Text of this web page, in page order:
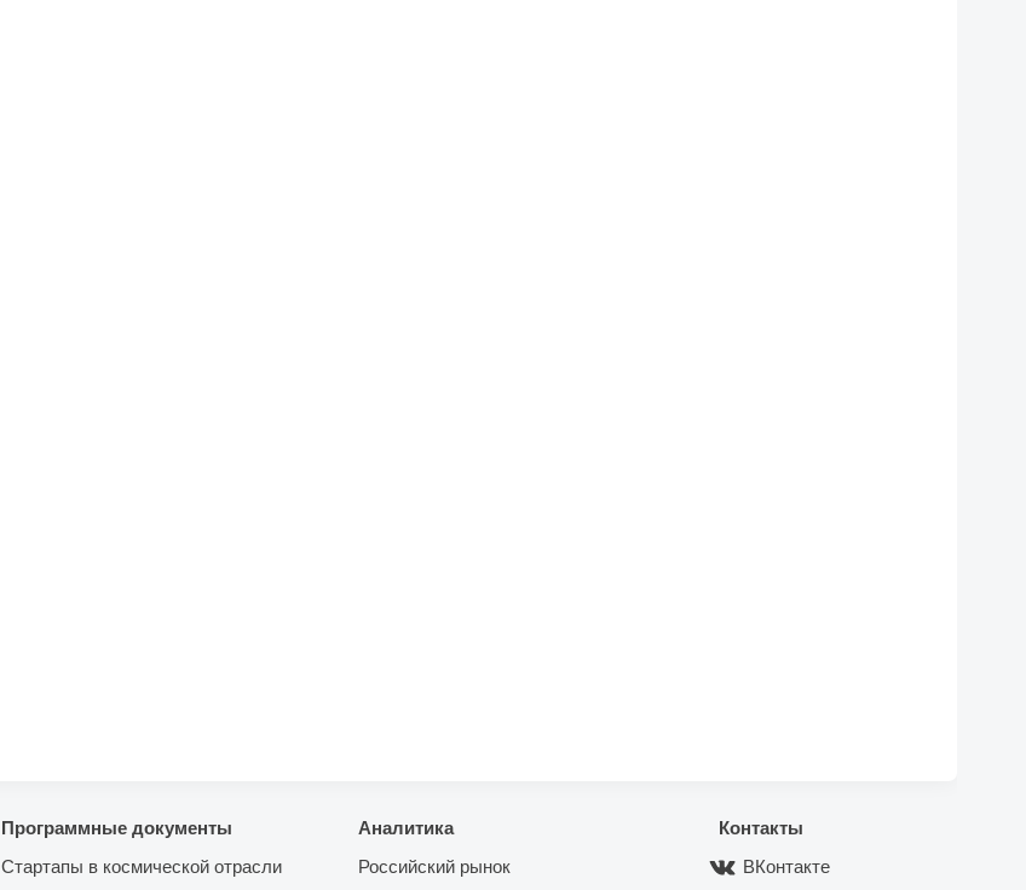
Программные документы
Стартапы в космической отрасли
Аналитика
Российский рынок
Контакты
ВКонтакте